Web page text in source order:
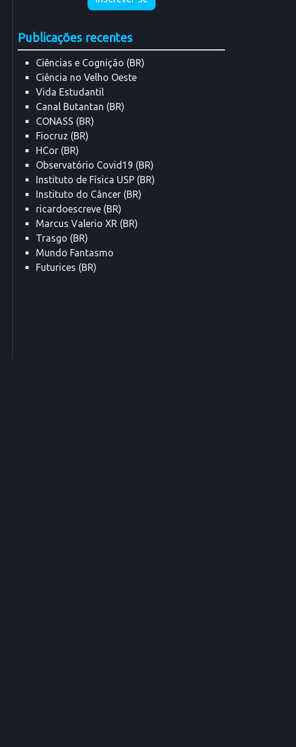
Publicações recentes
Ciências e Cognição (BR)
Ciência no Velho Oeste
Vida Estudantil
Canal Butantan (BR)
CONASS (BR)
Fiocruz (BR)
HCor (BR)
Observatório Covid19 (BR)
Instituto de Física USP (BR)
Instituto do Câncer (BR)
ricardoescreve (BR)
Marcus Valerio XR (BR)
Trasgo (BR)
Mundo Fantasmo
Futurices (BR)